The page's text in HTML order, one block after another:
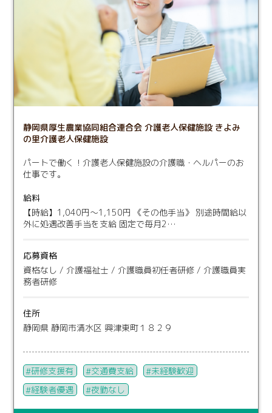
静岡県厚生農業協同組合連合会 介護老人保健施設 きよみ
の里介護老人保健施設
パートで働く！介護老人保健施設の介護職・ヘルパーのお
仕事です。
給料
【時給】1,040円～1,150円 《その他手当》 別途時間給以
外に処遇改善手当を支給 固定で毎月2…
応募資格
資格なし / 介護福祉士 / 介護職員初任者研修 / 介護職員実
務者研修
住所
静岡県 静岡市清水区 興津東町１８２９
研修支援有 交通費支給
未経験歓迎
経験者優遇
夜勤なし